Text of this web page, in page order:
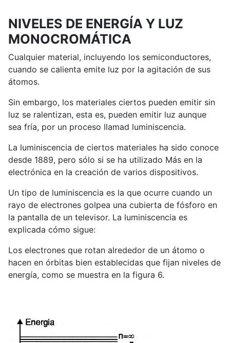
NIVELES DE ENERGÍA Y LUZ
MONOCROMÁTICA
Cualquier material, incluyendo los semiconductores,
cuando se calienta emite luz por la agitación de sus
átomos.
Sin embargo, los materiales ciertos pueden emitir sin
luz se ralentizan, esta es, pueden emitir luz aunque
sea fría, por un proceso llamad luminiscencia.
La luminiscencia de ciertos materiales ha sido conoce
desde 1889, pero sólo si se ha utilizado Más en la
electrónica en la creación de varios dispositivos.
Un tipo de luminiscencia es la que ocurre cuando un
rayo de electrones golpea una cubierta de fósforo en
la pantalla de un televisor. La luminiscencia es
explicada cómo sigue:
Los electrones que rotan alrededor de un átomo o
hacen en órbitas bien establecidas que fijan niveles de
energía, como se muestra en la figura 6.